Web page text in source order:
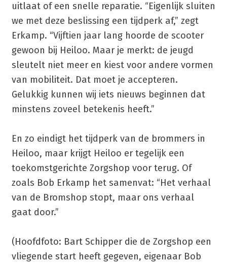
uitlaat of een snelle reparatie. “Eigenlijk sluiten
we met deze beslissing een tijdperk af,” zegt
Erkamp. “Vijftien jaar lang hoorde de scooter
gewoon bij Heiloo. Maar je merkt: de jeugd
sleutelt niet meer en kiest voor andere vormen
van mobiliteit. Dat moet je accepteren.
Gelukkig kunnen wij iets nieuws beginnen dat
minstens zoveel betekenis heeft.”
En zo eindigt het tijdperk van de brommers in
Heiloo, maar krijgt Heiloo er tegelijk een
toekomstgerichte Zorgshop voor terug. Of
zoals Bob Erkamp het samenvat: “Het verhaal
van de Bromshop stopt, maar ons verhaal
gaat door.”
(Hoofdfoto: Bart Schipper die de Zorgshop een
vliegende start heeft gegeven, eigenaar Bob